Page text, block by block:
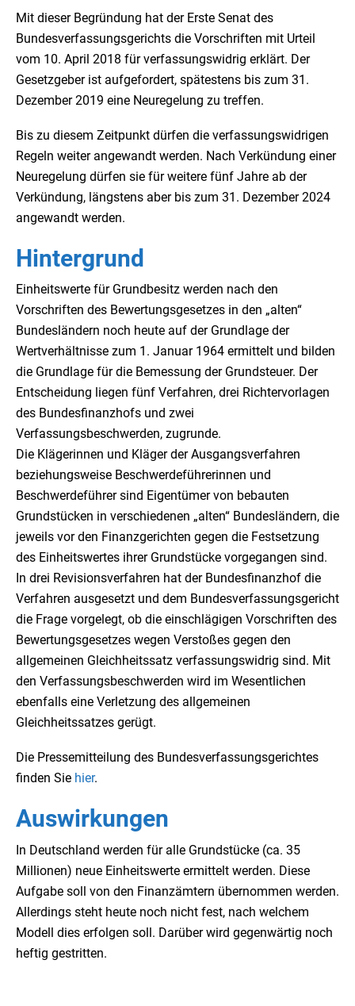
Mit dieser Begründung hat der Erste Senat des
Bundesverfassungsgerichts die Vorschriften mit Urteil
vom 10. April 2018 für verfassungswidrig erklärt. Der
Gesetzgeber ist aufgefordert, spätestens bis zum 31.
Dezember 2019 eine Neuregelung zu treffen.
Bis zu diesem Zeitpunkt dürfen die verfassungswidrigen
Regeln weiter angewandt werden. Nach Verkündung einer
Neuregelung dürfen sie für weitere fünf Jahre ab der
Verkündung, längstens aber bis zum 31. Dezember 2024
angewandt werden.
Hintergrund
Einheitswerte für Grundbesitz werden nach den
Vorschriften des Bewertungsgesetzes in den „alten“
Bundesländern noch heute auf der Grundlage der
Wertverhältnisse zum 1. Januar 1964 ermittelt und bilden
die Grundlage für die Bemessung der Grundsteuer. Der
Entscheidung liegen fünf Verfahren, drei Richtervorlagen
des Bundesfinanzhofs und zwei
Verfassungsbeschwerden, zugrunde.
Die Klägerinnen und Kläger der Ausgangsverfahren
beziehungsweise Beschwerdeführerinnen und
Beschwerdeführer sind Eigentümer von bebauten
Grundstücken in verschiedenen „alten“ Bundesländern, die
jeweils vor den Finanzgerichten gegen die Festsetzung
des Einheitswertes ihrer Grundstücke vorgegangen sind.
In drei Revisionsverfahren hat der Bundesfinanzhof die
Verfahren ausgesetzt und dem Bundesverfassungsgericht
die Frage vorgelegt, ob die einschlägigen Vorschriften des
Bewertungsgesetzes wegen Verstoßes gegen den
allgemeinen Gleichheitssatz verfassungswidrig sind. Mit
den Verfassungsbeschwerden wird im Wesentlichen
ebenfalls eine Verletzung des allgemeinen
Gleichheitssatzes gerügt.
Die Pressemitteilung des Bundesverfassungsgerichtes
finden Sie hier.
Auswirkungen
In Deutschland werden für alle Grundstücke (ca. 35
Millionen) neue Einheitswerte ermittelt werden. Diese
Aufgabe soll von den Finanzämtern übernommen werden.
Allerdings steht heute noch nicht fest, nach welchem
Modell dies erfolgen soll. Darüber wird gegenwärtig noch
heftig gestritten.